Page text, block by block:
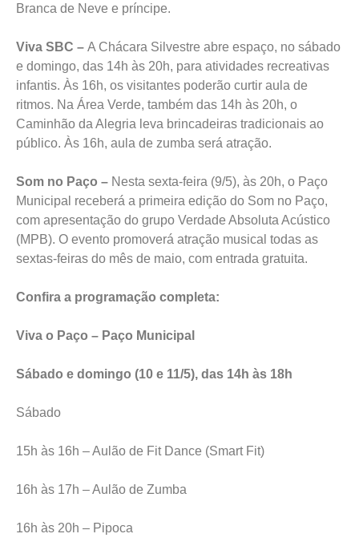
Branca de Neve e príncipe.
Viva SBC – A Chácara Silvestre abre espaço, no sábado
e domingo, das 14h às 20h, para atividades recreativas
infantis. Às 16h, os visitantes poderão curtir aula de
ritmos. Na Área Verde, também das 14h às 20h, o
Caminhão da Alegria leva brincadeiras tradicionais ao
público. Às 16h, aula de zumba será atração.
Som no Paço – Nesta sexta-feira (9/5), às 20h, o Paço
Municipal receberá a primeira edição do Som no Paço,
com apresentação do grupo Verdade Absoluta Acústico
(MPB). O evento promoverá atração musical todas as
sextas-feiras do mês de maio, com entrada gratuita.
Confira a programação completa:
Viva o Paço – Paço Municipal
Sábado e domingo (10 e 11/5), das 14h às 18h
Sábado
15h às 16h – Aulão de Fit Dance (Smart Fit)
16h às 17h – Aulão de Zumba
16h às 20h – Pipoca